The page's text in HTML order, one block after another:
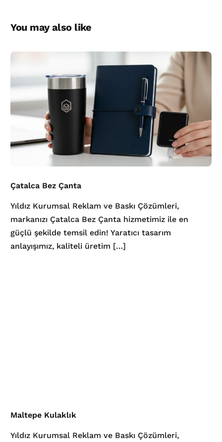
You may also like
Çatalca Bez Çanta
Yıldız Kurumsal Reklam ve Baskı Çözümleri,
markanızı Çatalca Bez Çanta hizmetimiz ile en
güçlü şekilde temsil edin! Yaratıcı tasarım
anlayışımız, kaliteli üretim […]
Maltepe Kulaklık
Yıldız Kurumsal Reklam ve Baskı Çözümleri,